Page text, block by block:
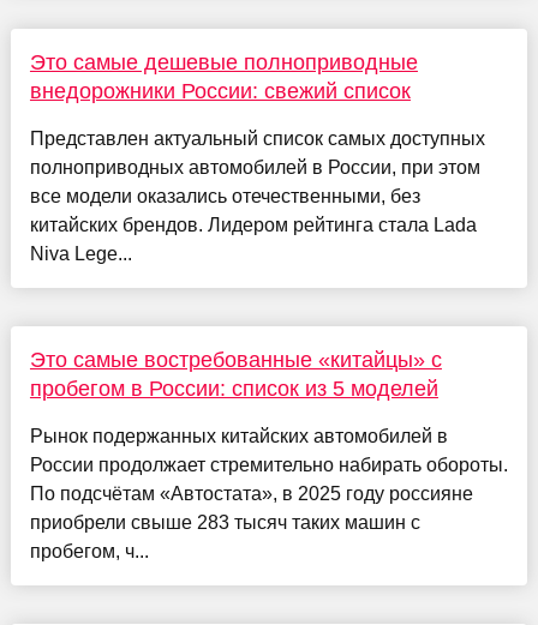
Это самые дешевые полноприводные
внедорожники России: свежий список
Представлен актуальный список самых доступных
полноприводных автомобилей в России, при этом
все модели оказались отечественными, без
китайских брендов. Лидером рейтинга стала Lada
Niva Lege...
Это самые востребованные «китайцы» с
пробегом в России: список из 5 моделей
Рынок подержанных китайских автомобилей в
России продолжает стремительно набирать обороты.
По подсчётам «Автостата», в 2025 году россияне
приобрели свыше 283 тысяч таких машин с
пробегом, ч...